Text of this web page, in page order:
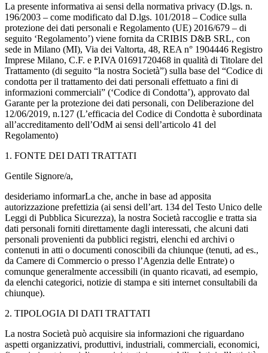
La presente informativa ai sensi della normativa privacy (D.lgs. n.
196/2003 – come modificato dal D.lgs. 101/2018 – Codice sulla
protezione dei dati personali e Regolamento (UE) 2016/679 – di
seguito ‘Regolamento’) viene fornita da CRIBIS D&B SRL, con
sede in Milano (MI), Via dei Valtorta, 48, REA n° 1904446 Registro
Imprese Milano, C.F. e P.IVA 01691720468 in qualità di Titolare del
Trattamento (di seguito “la nostra Società”) sulla base del “Codice di
condotta per il trattamento dei dati personali effettuato a fini di
informazioni commerciali” (‘Codice di Condotta’), approvato dal
Garante per la protezione dei dati personali, con Deliberazione del
12/06/2019, n.127 (L’efficacia del Codice di Condotta è subordinata
all’accreditamento dell’OdM ai sensi dell’articolo 41 del
Regolamento)
1. FONTE DEI DATI TRATTATI
Gentile Signore/a,
desideriamo informarLa che, anche in base ad apposita
autorizzazione prefettizia (ai sensi dell’art. 134 del Testo Unico delle
Leggi di Pubblica Sicurezza), la nostra Società raccoglie e tratta sia
dati personali forniti direttamente dagli interessati, che alcuni dati
personali provenienti da pubblici registri, elenchi ed archivi o
contenuti in atti o documenti conoscibili da chiunque (tenuti, ad es.,
da Camere di Commercio o presso l’Agenzia delle Entrate) o
comunque generalmente accessibili (in quanto ricavati, ad esempio,
da elenchi categorici, notizie di stampa e siti internet consultabili da
chiunque).
2. TIPOLOGIA DI DATI TRATTATI
La nostra Società può acquisire sia informazioni che riguardano
aspetti organizzativi, produttivi, industriali, commerciali, economici,